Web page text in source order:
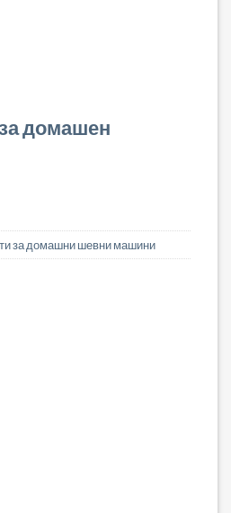
домашен
за домашни шевни машини